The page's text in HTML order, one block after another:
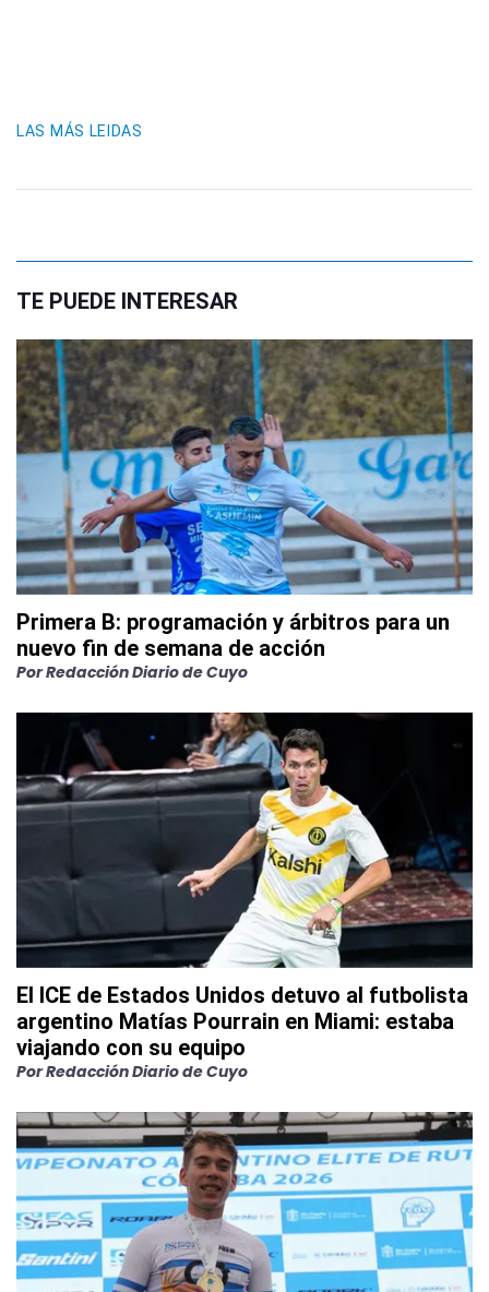
LAS MÁS LEIDAS
TE PUEDE INTERESAR
Primera B: programación y árbitros para un
nuevo fin de semana de acción
PorRedacción Diario de Cuyo
El ICE de Estados Unidos detuvo al futbolista
argentino Matías Pourrain en Miami: estaba
viajando con su equipo
PorRedacción Diario de Cuyo